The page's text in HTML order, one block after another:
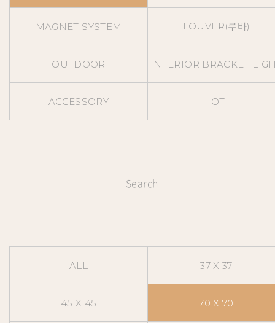
MAGNET SYSTEM LOUVER(루바)
OUTDOOR INTERIOR BRACKET
ACCESSORY IOT
ALL 37 X 37
45 X 45 70 X 70